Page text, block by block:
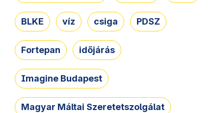
BLKE víz csiga PDSZ
Fortepan időjárás
Imagine Budapest
Magyar Máltai Szeretetszolgálat